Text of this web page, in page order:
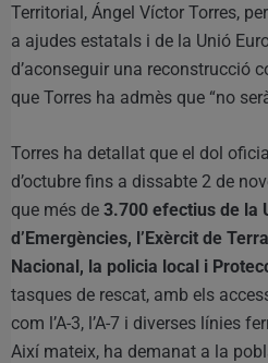
Territorial, Ángel Víctor Torres,
a ajudes estatals i de la Unió
d’aconseguir una reconstrucció
que Torres ha admès que “no
Torres ha detallat que el dol
d’octubre fins a dissabte 2 de
que més de 3.700 efectius de la
d’Emergències, l’Exèrcit de
Nacional, la policia local i
tasques de rescat, amb els
com l’A-3, l’A-7 i diverses línies
Així mateix, ha demanat a la